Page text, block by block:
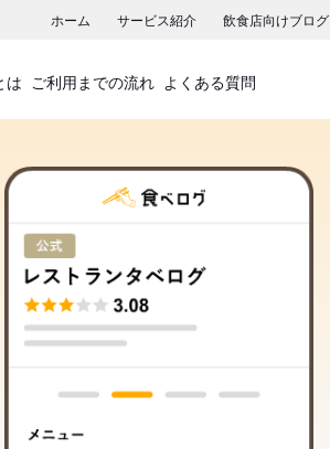
ホーム サービス紹介 飲食店向けブログ
は ご利用までの流れ よくある質問
サービス